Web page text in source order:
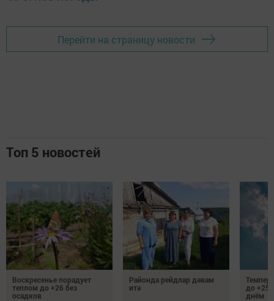
Перейти на страницу новости
Топ 5 новостей
Воскресенье порадует
теплом до +26 без
осадков
Районда рейдлар дәвам
итә
до +25
днём